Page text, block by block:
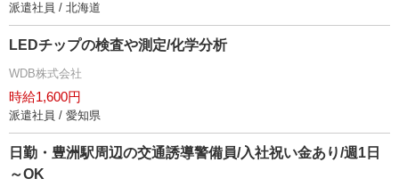
派遣社員 / 北海道
LEDチップの検査や測定/化学分析
WDB株式会社
時給1,600円
派遣社員 / 愛知県
日勤・豊洲駅周辺の交通誘導警備員/入社祝い金あり/週1日
～OK